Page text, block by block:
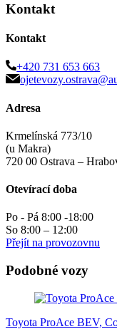
Kontakt
Kontakt
+420 731 653 663
Adresa
Krmelínská 773/10
(u Makra)
720 00 Ostrava –
Otevírací doba
Po - Pá 8:00 -18:00
So 8:00 – 12:00
Přejít na provozovnu
Podobné vozy
Toyota ProAce BEV,